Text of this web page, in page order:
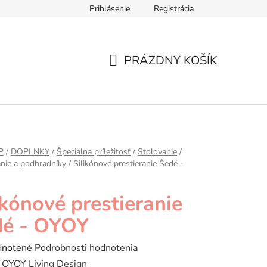
Formulár na odstúpenie od zmluvy Ochrana osobných
Prihlásenie Registrácia
KOŠÍK
PRÁZDNY KOŠÍK
/ DOPLNKY / Špeciálna príležitosť / Stolovanie /
a podbradníky / Silikónové prestieranie Šedé -
prestieranie
- OYOY
Podrobnosti hodnotenia
OYOY Living Design